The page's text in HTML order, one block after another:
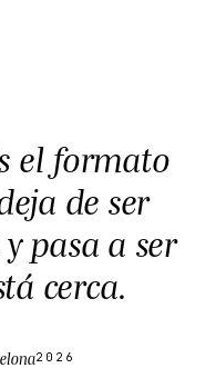
el formato
de ser
pasa a ser
cerca.
2026